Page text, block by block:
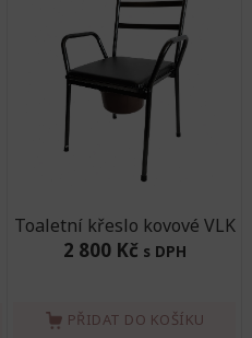
Toaletní křeslo kovové VLK
2 800 Kč s DPH
PŘIDAT DO KOŠÍKU